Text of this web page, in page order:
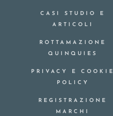
CASI STUDIO E
ARTICOLI
ROTTAMAZIONE
QUINQUIES
PRIVACY E COOKIE
POLICY
REGISTRAZIONE
MARCHI